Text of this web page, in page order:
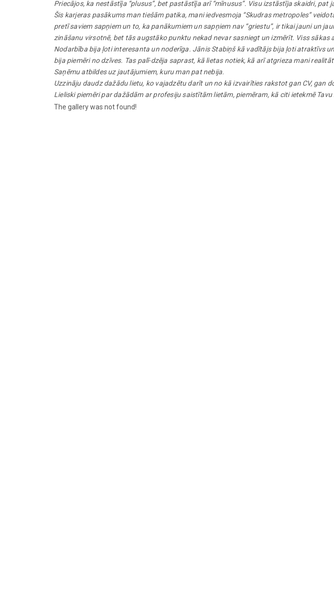
Priecājos, ka nestāstīja “plusus”, bet pastāstīja arī “mīnusus”. Visu izstāstīja skaidri, pat
Šis karjeras pasākums man tiešām patika, mani iedvesmoja “Skudras metropoles”
pretī saviem sapņiem un to, ka panākumiem un sapņiem nav “griestu”, ir tikai jauni un
zināšanu virsotnē, bet tās augstāko punktu nekad nevar sasniegt un izmērīt. Viss sākas
Nodarbība bija ļoti interesanta un noderīga. Jānis Stabiņš kā vadītājs bija ļoti atraktīvs
bija piemēri no dzīves. Tas palī-dzēja saprast, kā lietas notiek, kā arī atgrieza mani
Saņēmu atbildes uz jautājumiem, kuru man pat nebija.
Uzzināju daudz dažādu lietu, ko vajadzētu darīt un no kā izvairīties rakstot gan CV, gan
Lieliski piemēri par dažādām ar profesiju saistītām lietām, piemēram, kā citi ietekmē Tavu
The gallery was not found!